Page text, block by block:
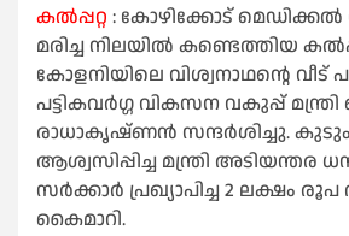
കൽപ്പറ്റ : കോഴിക്കോട്
മരിച്ച നിലയില്‍ കണ്ടെത്തിയ
കോളനിയിലെ വിശ്വനാഥന്റെ വീട്
പട്ടികവര്‍ഗ്ഗ വികസന വകുപ്പ്
രാധാകൃഷ്ണന്‍ സന്ദര്‍ശിച്ചു.
ആശ്വസിപ്പിച്ച മന്ത്രി അടിയന്തര
സര്‍ക്കാര്‍ പ്രഖ്യാപിച്ച 2 ലക്ഷം രൂപ
കൈമാറി.